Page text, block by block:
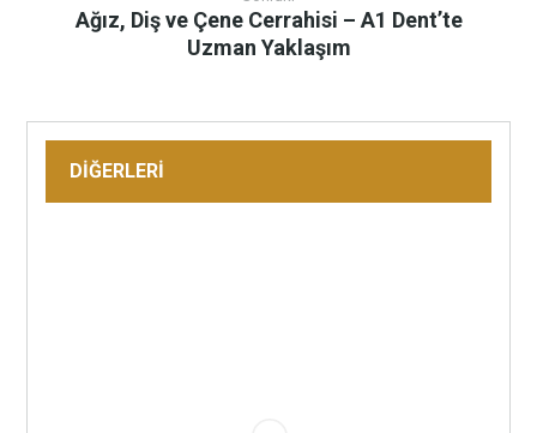
Ağız, Diş ve Çene Cerrahisi – A1 Dent’te
Uzman Yaklaşım
DİĞERLERİ